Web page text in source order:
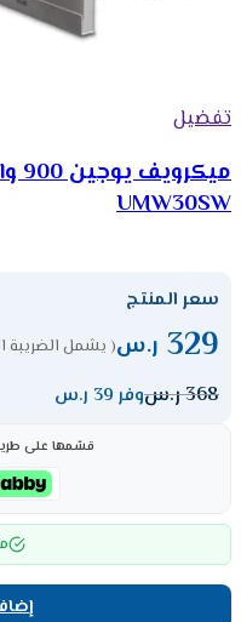
تفضيل
UMW30SW
سعر المنتج
329 ر.س( يشمل الضريبة
368ر.سوفر 39 ر.س
قسّمها على